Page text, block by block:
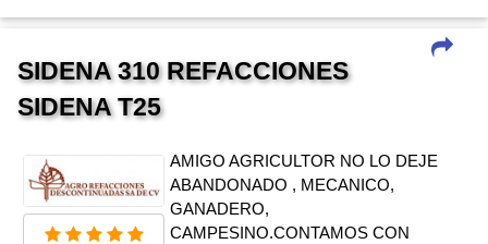
SIDENA 310 REFACCIONES
SIDENA T25
AMIGO AGRICULTOR NO LO DEJE
ABANDONADO , MECANICO,
GANADERO,
CAMPESINO.CONTAMOS CON